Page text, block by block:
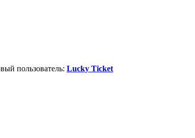
пользователь: Lucky Ticket